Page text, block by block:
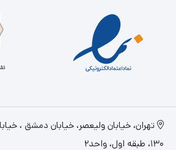
های حرفه ای با تولید حداقل نویز
استفاده از چیپ اختصاصی به
نویز صوتی حاصل از لرزش تیغه های
تهران، خيابان وليعصر، خیابان دمشق ،
130، طبقه اول، واحد2